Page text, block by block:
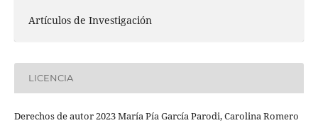
Artículos de Investigación
LICENCIA
Derechos de autor 2023 María Pía García Parodi, Carolina Romero